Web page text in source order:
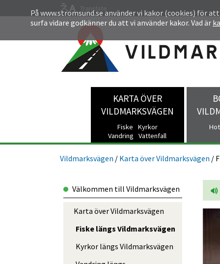
På www.stromsund.se använder vi kakor (cookies) för
surfa vidare godkänner du att vi använder kakor. Vad är
Translate
KARTA ÖVER
VILDMARKSVÄGEN
Fiske
Kyrkor
Vandring
Vattenfall
Vildmarksvägen / Karta över Vildmarksvägen /
Facebook
Twitter
LinkedIn
email
Välkommen till Vildmarksvägen
Karta över Vildmarksvägen
Fiske längs Vildmarksvägen
Kyrkor längs Vildmarksvägen
på